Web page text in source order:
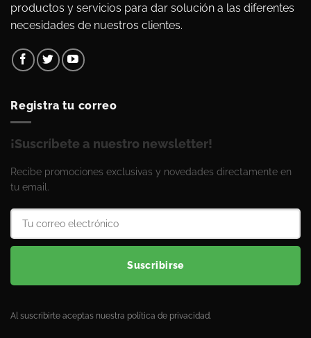
productos y servicios para dar solución a las diferentes
necesidades de nuestros clientes.
Registra tu correo
¡Suscríbete a nuestro newsletter!
Recibe promociones exclusivas y novedades directamente en
tu email.
Suscribirse
Al suscribirte aceptas nuestra política de privacidad.